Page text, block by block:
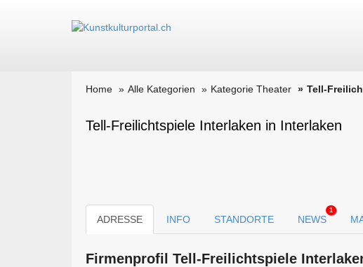
Home Alle Kategorien Kategorie Theater Tell-
Tell-Freilichtspiele Interlaken in Interlaken
ADRESSE INFO STANDORTE NEWS
1
Firmen­profil Tell-Freilichtspiele